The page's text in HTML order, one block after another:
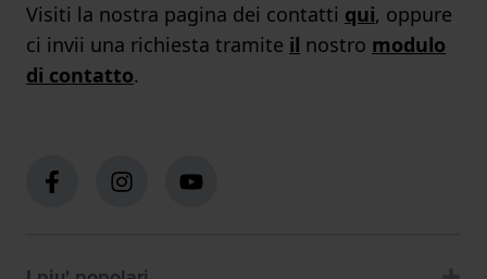
Visiti la nostra pagina dei contatti qui, oppure
ci invii una richiesta tramite il nostro modulo
di contatto.